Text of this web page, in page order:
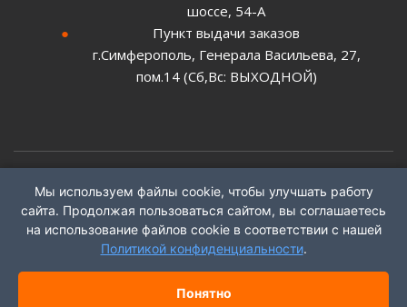
шоссе, 54-А
Пункт выдачи заказов
г.Симферополь, Генерала Васильева, 27,
пом.14 (Сб,Вс: ВЫХОДНОЙ)
2026 ©ГК "ХоРеКа Сервис"
Мы используем файлы cookie, чтобы улучшать работу
сайта. Продолжая пользоваться сайтом, вы соглашаетесь
на использование файлов cookie в соответствии с нашей
Политикой конфиденциальности.
Понятно